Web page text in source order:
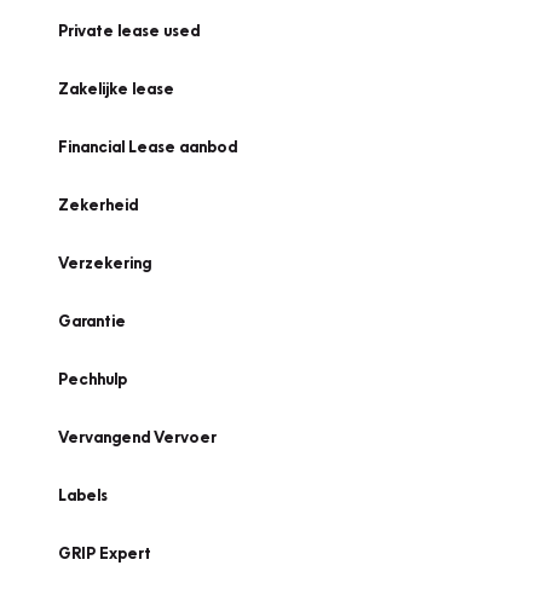
Private lease used
Zakelijke lease
Financial Lease aanbod
Zekerheid
Verzekering
Garantie
Pechhulp
Vervangend Vervoer
Labels
GRIP Expert